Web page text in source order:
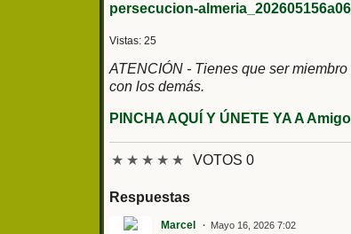
persecucion-
Vistas: 25
ATENCIÓN - Tienes que ser
con los demás.
PINCHA AQUÍ Y ÚNETE YA A
★ ★ ★ ★ ★ VOTOS 0
Respuestas
Marcel Mayo 16, 2026 7:02